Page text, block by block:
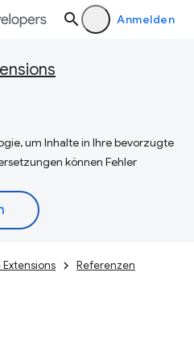
Anmelden
um Inhalte in Ihre bevorzugte
können Fehler
Referenzen